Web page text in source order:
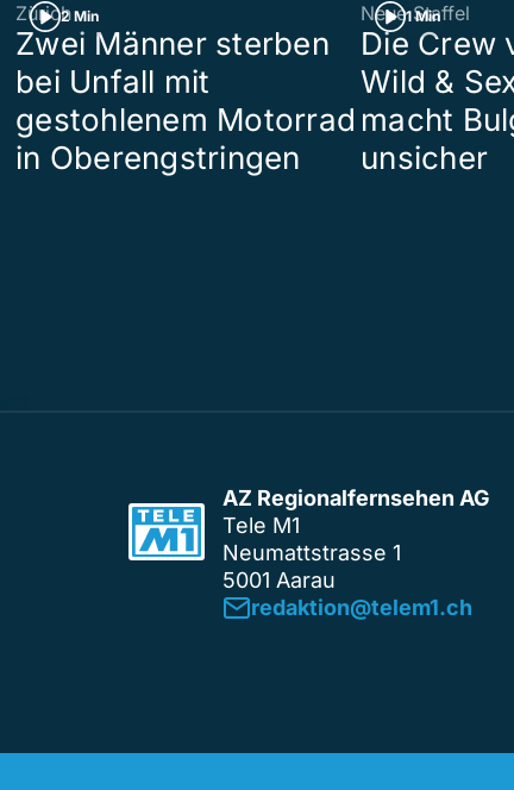
2 Min
Zürich
Zwei Männer sterben
bei Unfall mit
gestohlenem Motorrad
in Oberengstringen
1 Min
Neue Staffel
Die Crew
Wild &
macht
unsicher
AZ Regionalfernsehen AG
Tele M1
Neumattstrasse 1
5001 Aarau
redaktion@telem1.ch